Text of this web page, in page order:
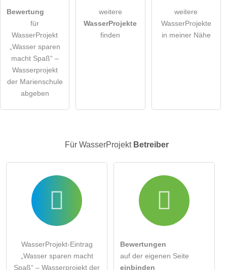
Datenschutzerklärunghabe ich zur Kenntnis genommen.
öffentliche Frage stellen
Hinweis:Bitte beachten Sie, öffentliche Fragen sind
Besucher sichtbar
Klicken Sie hier um eine
WasserProjekt-Eintrag zu stellen.
Bewertung
für
WasserProjekt
„Wasser sparen
macht Spaß“ –
Wasserprojekt
der Marienschule
abgeben
weitere
WasserProjekte
finden
weitere
WasserProjekte
in meiner Nähe
Für WasserProjekt Betreiber
WasserProjekt-Eintrag
„Wasser sparen macht
Spaß“ – Wasserprojekt der
Bewertungen
auf der eigenen Seite
einbinden